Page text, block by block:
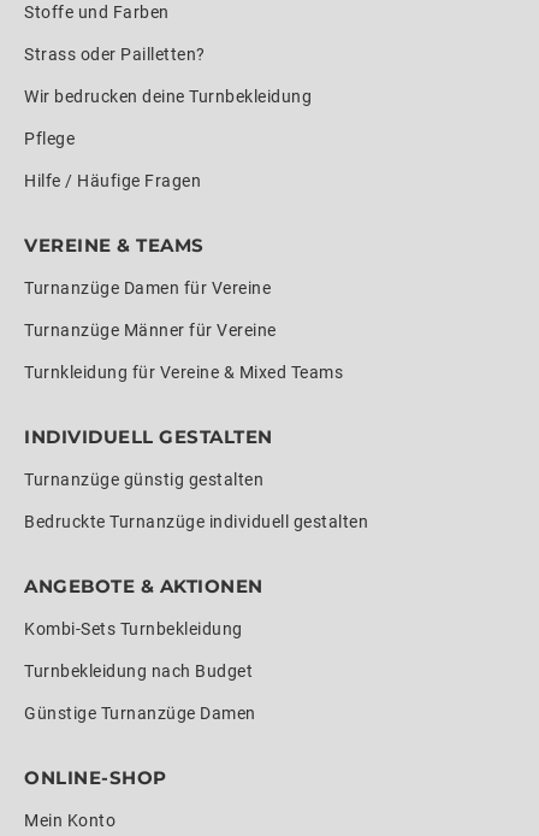
Stoffe und Farben
Strass oder Pailletten?
Wir bedrucken deine Turnbekleidung
Pflege
Hilfe / Häufige Fragen
VEREINE & TEAMS
Turnanzüge Damen für Vereine
Turnanzüge Männer für Vereine
Turnkleidung für Vereine & Mixed Teams
INDIVIDUELL GESTALTEN
Turnanzüge günstig gestalten
Bedruckte Turnanzüge individuell gestalten
ANGEBOTE & AKTIONEN
Kombi-Sets Turnbekleidung
Turnbekleidung nach Budget
Günstige Turnanzüge Damen
ONLINE-SHOP
Mein Konto